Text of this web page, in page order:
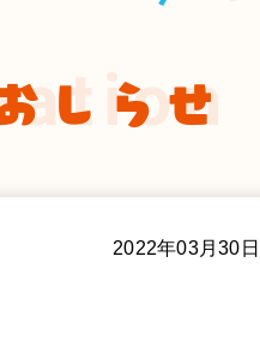
しらせ
2022年03月30日